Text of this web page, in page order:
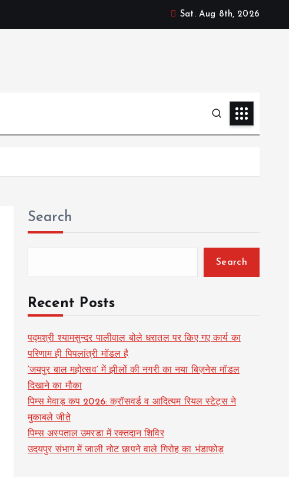
Sat. Aug 8th, 2026
Search
Search
Recent Posts
पद्मश्री श्यामसुन्दर पालीवाल बोले धरातल पर किए गए कार्य का
परिणाम ही पिपलांत्री मॉडल है
‘जयपुर बाल महोत्सव’ में झीलों की नगरी का नया बिज़नेस मॉडल
दिखाने का मौका
पिम्स मेवाड़ कप 2026: क्रॉसवर्ड व आदित्यम रियल स्टेट्स ने
मुकाबले जीते
पिम्स अस्पताल उमरडा में रक्तदान शिविर
उदयपुर संभाग में जाली नोट छापने वाले गिरोह का भंडाफोड़